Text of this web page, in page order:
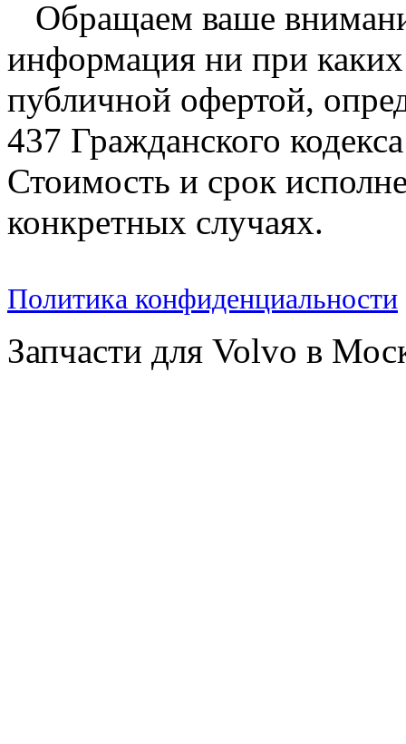
Обращаем ваше
информация ни при каких
публичной офертой,
437 Гражданского
Стоимость и срок
конкретных случаях.
Политика конфиденциальности
Запчасти для Volvo в